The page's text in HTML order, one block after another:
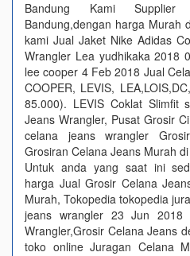
Bandung Kami
Bandung,dengan harga Murah
kami Jual Jaket Nike Adidas
Wrangler Lea yudhikaka 2018
lee cooper 4 Feb 2018 Jual
COOPER, LEVIS,
85.000). LEVIS Coklat Slimfit
Jeans Wrangler, Pusat Grosir
celana jeans wrangler
Grosiran Celana Jeans Murah
Untuk anda yang saat ini
harga Jual Grosir Celana
Murah, Tokopedia tokopedia
jeans wrangler 23 Jun 2018
Wrangler,Grosir Celana Jeans
toko online Juragan Celana